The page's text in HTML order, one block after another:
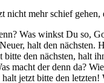
mehr schief
Was winkst Du so,
halt den nächsten.
den nächsten, halt
macht der denn
jetzt bitte den letzten!